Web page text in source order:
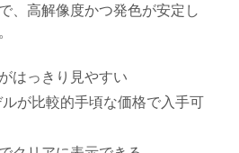
、高解像度かつ発色が安定し
はっきり見やすい
が比較的手頃な価格で入手可